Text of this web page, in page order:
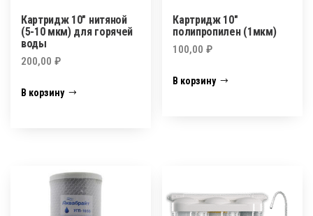
Картридж 10″ нитяной
(5-10 мкм) для горячей
воды
200,00 ₽
В корзину
Картридж 10″
полипропилен (1мкм)
100,00₽
В корзину